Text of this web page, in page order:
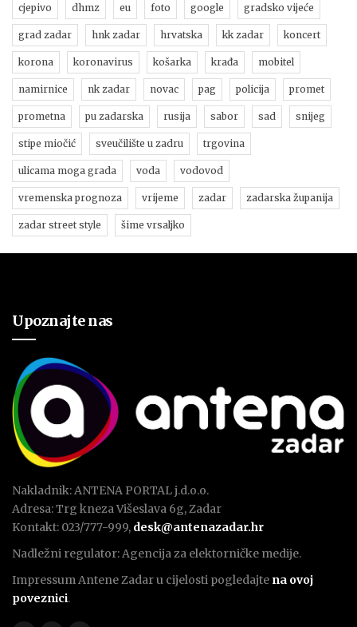
cjepivo dhmz eu foto google gradsko vijeće
grad zadar hnk zadar hrvatska kk zadar koncert
korona koronavirus košarka krađa mobitel
namirnice nk zadar novac pag policija promet
prometna pu zadarska rusija sabor sad snijeg
stipe miočić sveučilište u zadru trgovina
ulicama moga grada voda vodovod
vremenska prognoza vrijeme zadar zadarska županija
zadar street style šime vrsaljko
Upoznajte nas
Nakladnik: ANTENA PORTAL j.d.o.o.
Adresa: Trg kneza Višeslava 6g, Zadar
Kontakt: 023/777-999, desk@antenazadar.hr
Nadležni regulator: Agencija za elektorničke medije.
Impressum Antene Zadar u cijelosti pogledajte na ovoj
poveznici.